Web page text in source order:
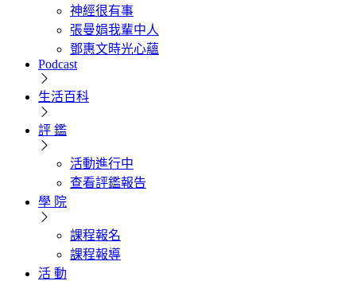
神經很有事
張曼娟我輩中人
鄧惠文時光心蘊
Podcast
生活百科
評 鑑
活動進行中
查看評鑑報告
學 院
課程報名
課程報導
活 動